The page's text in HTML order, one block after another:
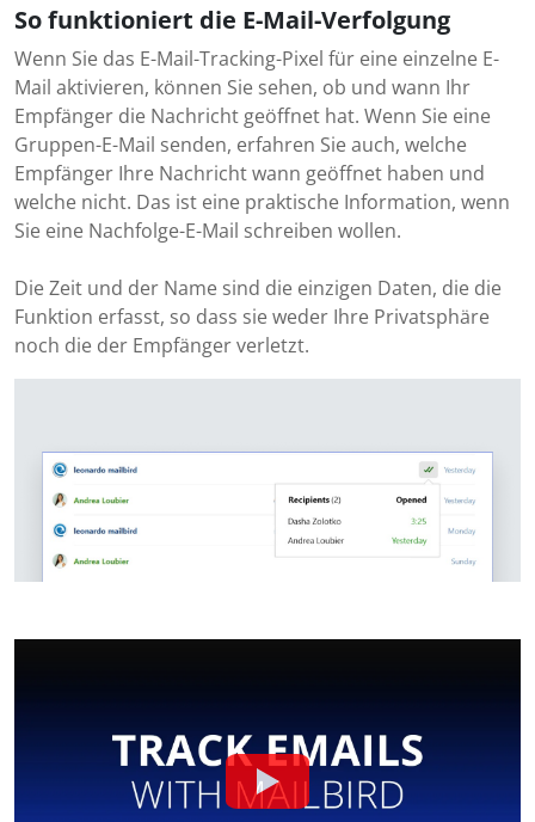
So funktioniert die E-Mail-Verfolgung
Wenn Sie das E-Mail-Tracking-Pixel für eine einzelne E-
Mail aktivieren, können Sie sehen, ob und wann Ihr
Empfänger die Nachricht geöffnet hat. Wenn Sie eine
Gruppen-E-Mail senden, erfahren Sie auch, welche
Empfänger Ihre Nachricht wann geöffnet haben und
welche nicht. Das ist eine praktische Information, wenn
Sie eine Nachfolge-E-Mail schreiben wollen.
Die Zeit und der Name sind die einzigen Daten, die die
Funktion erfasst, so dass sie weder Ihre Privatsphäre
noch die der Empfänger verletzt.